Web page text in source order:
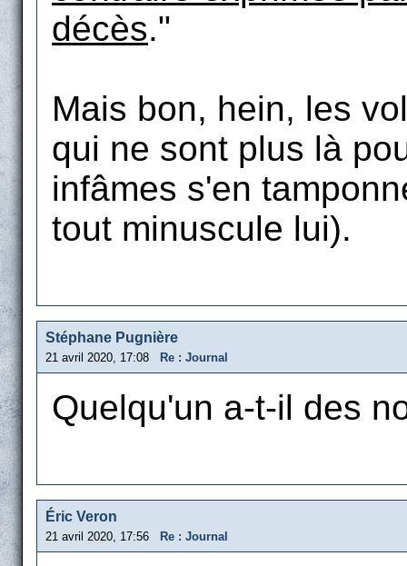
décès."
Mais bon, hein, les
qui ne sont plus là
infâmes s'en
tout minuscule lui).
Stéphane Pugnière
21 avril 2020, 17:08 Re : Journal
Quelqu'un a-t-il des
Éric Veron
21 avril 2020, 17:56 Re : Journal